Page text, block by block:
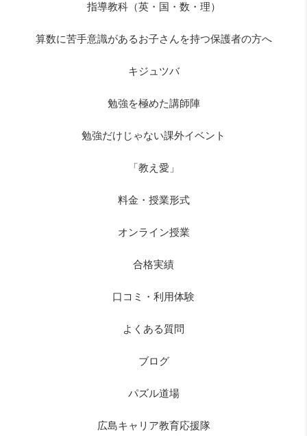
指導教科（英・国・数・理）
算数に苦手意識があるお子さんを持つ保護者の方へ
キジュツバ
勉強を極めた講師陣
勉強だけじゃない課外イベント
「教え愛」
料金・授業形式
オンライン授業
合格実績
口コミ・利用体験
よくある質問
ブログ
パズル道場
広島キャリア教育応援隊